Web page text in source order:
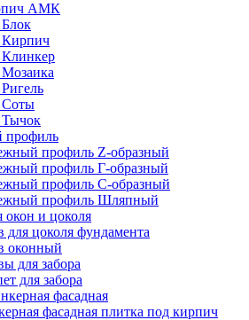
АМК
профиль
профиль Z-образный
профиль Г-образный
профиль С-образный
профиль Шляпный
и цоколя
для цоколя фундамента
оконный
для забора
для забора
фасадная
фасадная плитка под кирпич